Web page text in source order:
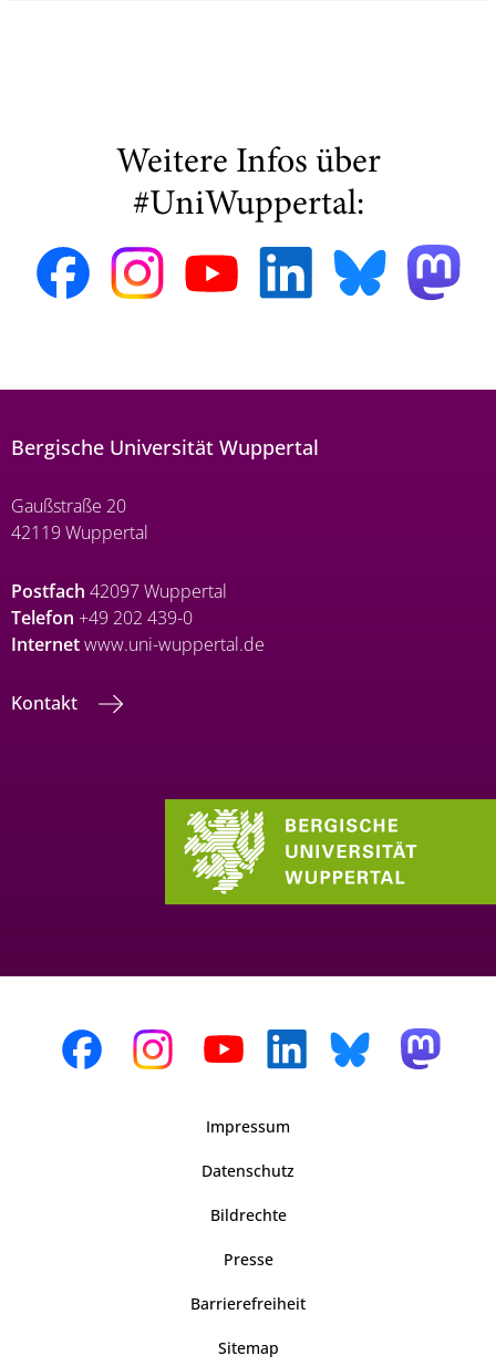
Weitere Infos über
#UniWuppertal:
Bergische Universität Wuppertal
Gaußstraße 20
42119 Wuppertal
Postfach 42097 Wuppertal
Telefon +49 202 439-0
Internetwww.uni-wuppertal.de
Kontakt
Impressum
Datenschutz
Bildrechte
Presse
Barrierefreiheit
Sitemap